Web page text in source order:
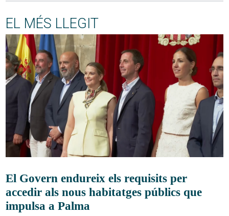
EL MÉS LLEGIT
El Govern endureix els requisits per
accedir als nous habitatges públics que
impulsa a Palma